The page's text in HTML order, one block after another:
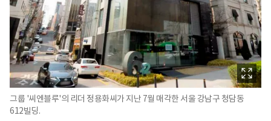
그룹 '씨엔블루'의 리더 정용화씨가 지난 7월 매각한 서울 강남구 청담동
612빌딩.